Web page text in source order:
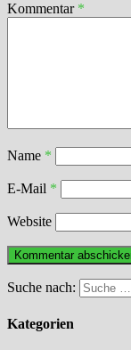
Kommentar *
Name *
E-Mail *
Website
Suche nach:
Kategorien